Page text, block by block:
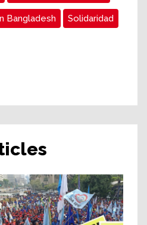
Bangladesh Solidaridad